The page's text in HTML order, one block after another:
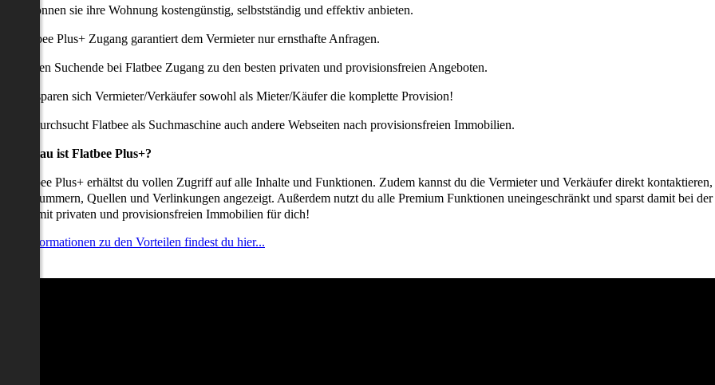
können sie ihre Wohnung kostengünstig, selbstständig und effektiv anbieten.
Flatbee Plus+ Zugang garantiert dem Vermieter nur ernsthafte Anfragen.
erhalten Suchende bei Flatbee Zugang zu den besten privaten und provisionsfreien Angeboten.
uns sparen sich Vermieter/Verkäufer sowohl als Mieter/Käufer die komplette Provision!
durchsucht Flatbee als Suchmaschine auch andere Webseiten nach provisionsfreien Immobilien.
genau ist Flatbee Plus+?
Flatbee Plus+ erhältst du vollen Zugriff auf alle Inhalte und Funktionen. Zudem kannst du die Vermieter und Verkäufer direkt
Quellen und Verlinkungen angezeigt. Außerdem nutzt du alle Premium Funktionen uneingeschränkt und sparst damit bei
mit privaten und provisionsfreien Immobilien für dich!
Informationen zu den Vorteilen findest du hier...